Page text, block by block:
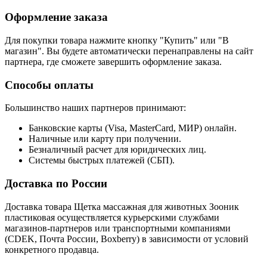
Оформление заказа
Для покупки товара нажмите кнопку "Купить" или "В
магазин". Вы будете автоматически перенаправлены на сайт
партнера, где сможете завершить оформление заказа.
Способы оплаты
Большинство наших партнеров принимают:
Банковские карты (Visa, MasterCard, МИР) онлайн.
Наличные или карту при получении.
Безналичный расчет для юридических лиц.
Системы быстрых платежей (СБП).
Доставка по России
Доставка товара Щетка массажная для животных Зооник
пластиковая осуществляется курьерскими службами
магазинов-партнеров или транспортными компаниями
(CDEK, Почта России, Boxberry) в зависимости от условий
конкретного продавца.